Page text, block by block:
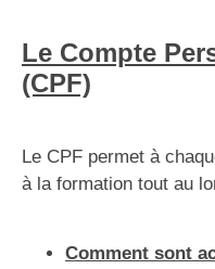
Le Compte
(CPF)
Le CPF permet à
à la formation tout au
Comment sont